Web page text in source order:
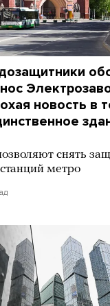
новость в
снять
метро